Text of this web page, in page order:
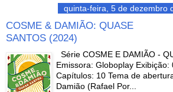
quinta-feira, 5 de dezembro
COSME & DAMIÃO: QUASE
SANTOS (2024)
Série COSME E DAMIÃO -
Emissora: Globoplay Exibição:
Capítulos: 10 Tema de
Damião (Rafael Por...